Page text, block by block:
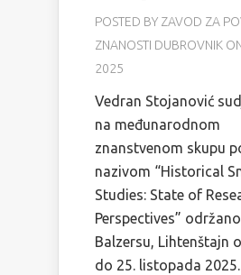
POSTED BY ZAVOD ZA
ZNANOSTI DUBROVNIK
2025
Vedran Stojanović
na međunarodnom
znanstvenom skupu
nazivom “Historical
Studies: State of
Perspectives”
Balzersu, Lihtenštajn
do 25. listopada